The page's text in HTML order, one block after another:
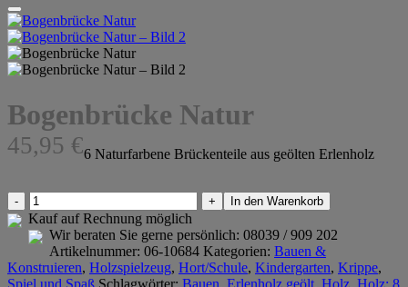
Bogenbrücke Natur
45,95 €6 Naturfarbene Brückenteile aus geölten Erlenholz
Bogenbrücke
Natur
Menge
In den Warenkorb
Kauf auf Rechnung möglich
Wir beraten Sie gerne persönlich: 08039 / 909 202
Artikelnummer: 06-10684 Kategorien: Bauen &
Konstruieren, Holzspielzeug, Hort/Schule, Kindergarten, Krippe,
Spiel und Spaß Schlagwörter: Bauen, Erlenholz geölt, Holz, Holz: 8